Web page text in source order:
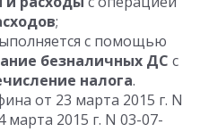
;
с помощью
безналичных ДС с
налога.
от 23 марта 2015 г. N
марта 2015 г. N 03-07-